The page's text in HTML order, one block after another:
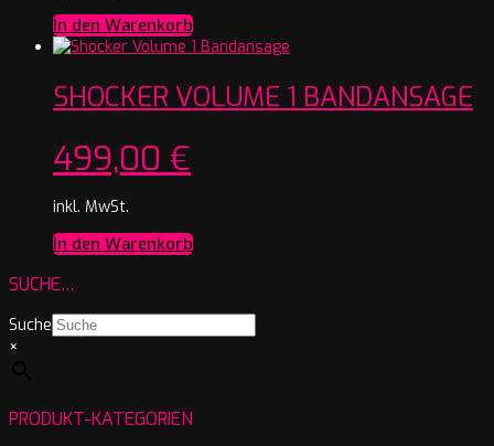
In den Warenkorb
SHOCKER VOLUME 1 BANDANSAGE
499,00 €
inkl. MwSt.
In den Warenkorb
SUCHE…
Suche
×
PRODUKT-KATEGORIEN